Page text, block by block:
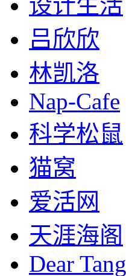
吕欣欣
林凯洛
Nap-Cafe
科学松鼠
猫窝
爱活网
天涯海阁
Dear Tang